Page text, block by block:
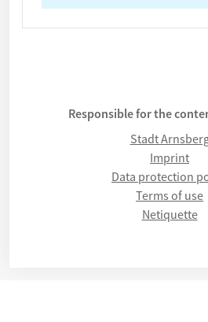
Responsible for the
Stadt
Imprint
Data protection
Terms of use
Netiquette